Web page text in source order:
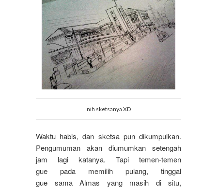
nih sketsanya XD
Waktu habis, dan sketsa pun dikumpulkan.
Pengumuman akan diumumkan setengah
jam lagi katanya. Tapi temen-temen
gue pada memilih pulang, tinggal
gue sama Almas yang masih di situ,